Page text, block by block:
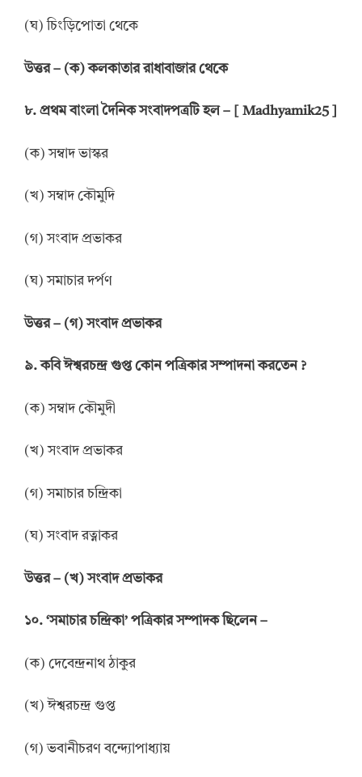
(ঘ) চিংড়িপোতা থেকে
উত্তর – (ক) কলকাতার রাধাবাজার থেকে
৮. প্রথম বাংলা দৈনিক সংবাদপত্রটি হল– [ Madhyamik25 ]
(ক) সম্বাদ ভাস্কর
(খ) সম্বাদ কৌমুদি
(গ) সংবাদ প্রভাকর
(ঘ) সমাচার দর্পণ
উত্তর – (গ) সংবাদ প্রভাকর
৯. কবি ঈশ্বরচন্দ্র গুপ্ত কোন পত্রিকার সম্পাদনা করতেন ?
(ক) সম্বাদ কৌমুদী
(খ) সংবাদ প্রভাকর
(গ) সমাচার চন্দ্রিকা
(ঘ) সংবাদ রত্নাকর
উত্তর– (খ) সংবাদ প্রভাকর
১০. ‘সমাচার চন্দ্রিকা’ পত্রিকার সম্পাদক ছিলেন –
(ক) দেবেন্দ্রনাথ ঠাকুর
(খ) ঈশ্বরচন্দ্র গুপ্ত
(গ) ভবানীচরণ বন্দ্যোপাধ্যায়